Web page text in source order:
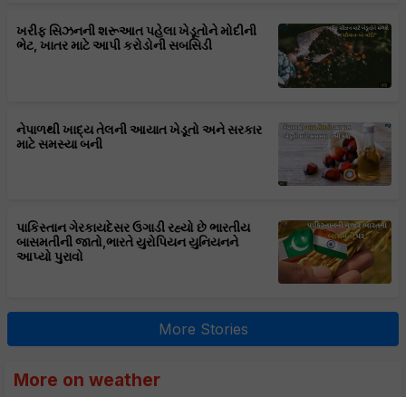
ખરીફ સિઝનની શરૂઆત પહેલા ખેડૂતોને મોદીની
ભેટ, ખાતર માટે આપી કરોડોની સબસિડી
નેપાળથી ખાદ્ય તેલની આયાત ખેડૂતો અને સરકાર
માટે સમસ્યા બની
પાકિસ્તાન ગેરકાયદેસર ઉગાડી રહ્યો છે ભારતીય
બાસમતીની જાતો,ભારતે યુરોપિયન યુનિયનને
આપ્યો પુરાવો
More Stories
More on weather